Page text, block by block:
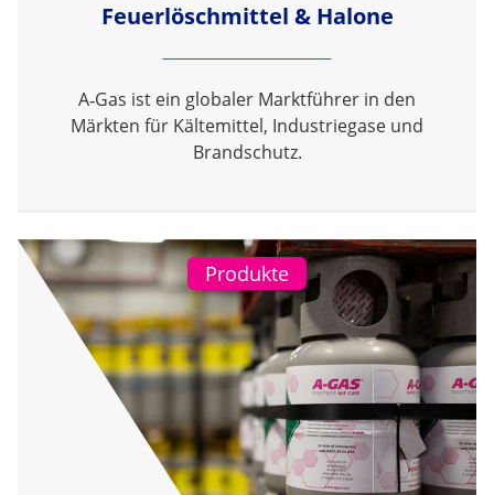
Feuerlöschmittel & Halone
A‑Gas ist ein globaler Marktführer in den
Märkten für Kältemittel, Industriegase und
Brandschutz.
Produkte